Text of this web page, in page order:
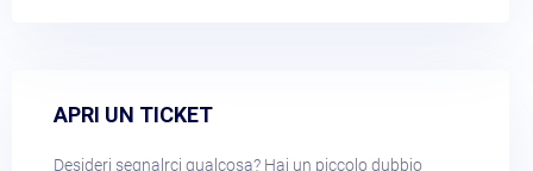
APRI UN TICKET​
Desideri segnalrci qualcosa? Hai un piccolo dubbio